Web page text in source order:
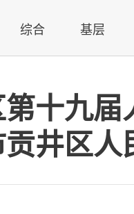
综合 基层
第十九
井区